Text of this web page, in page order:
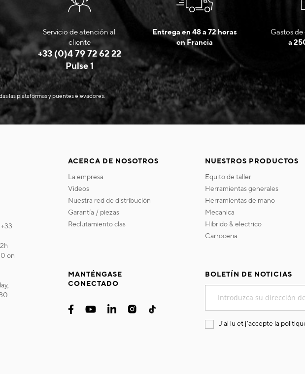
Servicio de atención al
cliente
+33 (0)4 79 72 62 22
Pulse 1
Entrega en 48 a 72 horas
en Francia
Gastos
a
las plataformas y puentes elevadores.
on
ACERCA DE NOSOTROS
la empresa
videos
nuestra red de distribución
garantía / piezas
reclutamiento clas
NUESTROS PRODUCTOS
equito de taller
herramientas generales
herramientas de mano
mecanica
hibrido & electrico
carroceria
MANTÉNGASE
CONECTADO
BOLETÍN DE NOTICIAS
nuestro
boletín
de
J'ai lu et j'accepte la